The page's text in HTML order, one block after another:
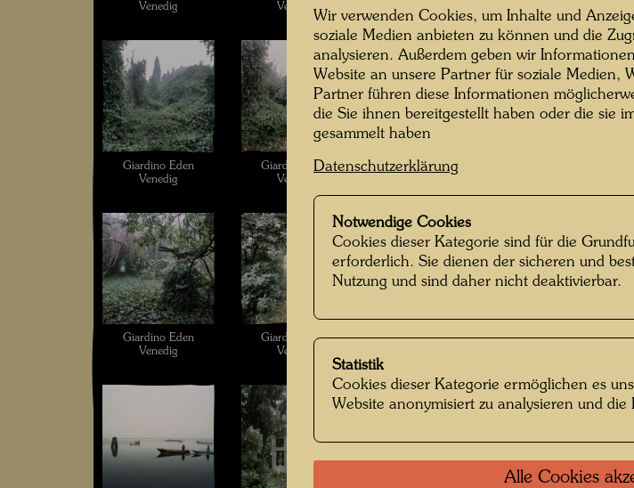
Venedig
Venedig
Venedig
Venedig
Giardino Eden
Venedig
Giardino Eden
Venedig
Giardino Eden
Giardino Eden
Venedig
Giardino Eden
Venedig
Giardino Eden
Giardino Eden
Wir verwenden Cookies, um Inhalte und
soziale Medien anbieten zu können und die
analysieren. Außerdem geben wir
Website an unsere Partner für soziale Medien,
Partner führen diese Informationen
die Sie ihnen bereitgestellt haben oder die sie
gesammelt haben
Datenschutzerklärung
Notwendige Cookies
Cookies dieser Kategorie sind für die
erforderlich. Sie dienen der sicheren und
Nutzung und sind daher nicht deaktivierbar.
Statistik
Cookies dieser Kategorie ermöglichen es
Website anonymisiert zu analysieren und die
Alle Cookies